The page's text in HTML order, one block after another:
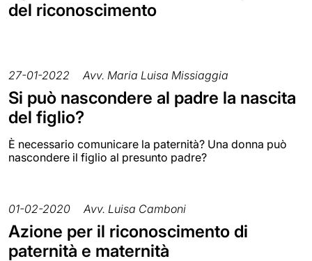
del riconoscimento
27-01-2022 Avv. Maria Luisa Missiaggia
Si può nascondere al padre la nascita
del figlio?
È necessario comunicare la paternità? Una donna può
nascondere il figlio al presunto padre?
01-02-2020 Avv. Luisa Camboni
Azione per il riconoscimento di
paternità e maternità